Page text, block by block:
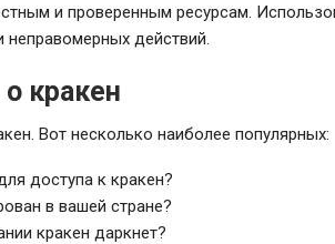
и проверенным ресурсам.
действий.
кракен
Вот несколько наиболее популярных:
доступа к кракен?
в вашей стране?
кракен даркнет?